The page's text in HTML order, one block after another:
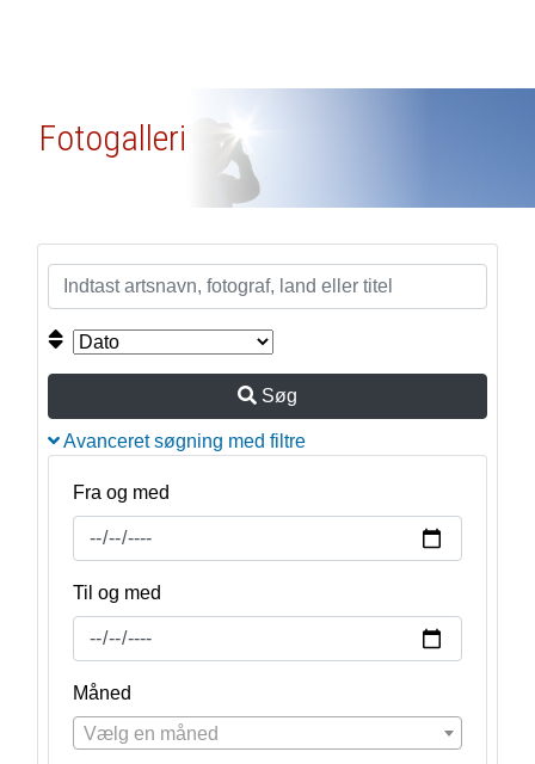
Fotogalleri
Søg
Avanceret søgning med filtre
Fra og med
Til og med
Måned
Vælg en måned